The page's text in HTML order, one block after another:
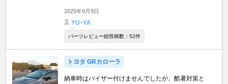
2025年9月9日
YUｰYA
パーツレビュー総投稿数：52件
トヨタ GRカローラ
納車時はバイザー付けませんでしたが、酷暑対策と